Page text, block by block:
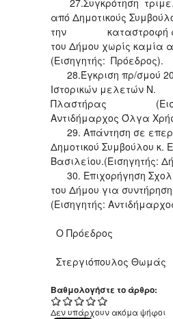
27.Συγκρότηση
από Δημοτικούς
την καταστροφή
του Δήμου χωρίς
(Εισηγητής: Πρόεδρος).
28.Έγκριση πρ/σμού
Ιστορικών μελετών Ν.
Πλαστήρας
Αντιδήμαρχος Όλγα
29. Απάντηση σε
Δημοτικού Συμβούλου κ.
Βασιλείου.(Εισηγητής:
30. Επιχορήγηση
του Δήμου για
(Εισηγητής:
Ο Πρόεδρος
Στεργιόπουλος Θωμάς
Βαθμολογήστε το άρθρο:
Δεν υπάρχουν ακόμα ψήφοι